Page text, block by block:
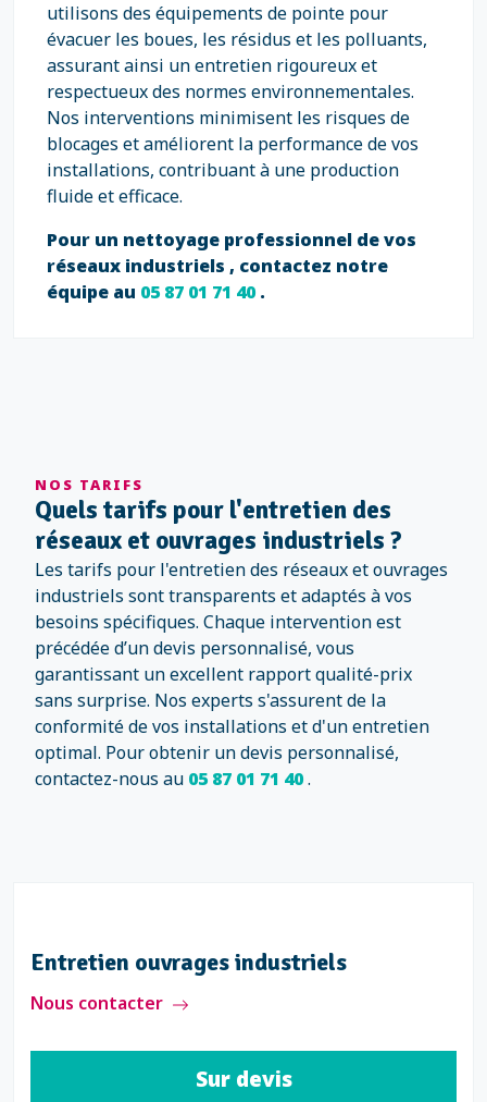
utilisons des équipements de pointe pour
évacuer les boues, les résidus et les polluants,
assurant ainsi un entretien rigoureux et
respectueux des normes environnementales.
Nos interventions minimisent les risques de
blocages et améliorent la performance de vos
installations, contribuant à une production
fluide et efficace.
Pour un nettoyage professionnel de vos
réseaux industriels , contactez notre
équipe au 05 87 01 71 40.
NOS TARIFS
Quels tarifs pour l'entretien des
réseaux et ouvrages industriels ?
Les tarifs pour l'entretien des réseaux et ouvrages
industriels sont transparents et adaptés à vos
besoins spécifiques. Chaque intervention est
précédée d’un devis personnalisé, vous
garantissant un excellent rapport qualité-prix
sans surprise. Nos experts s'assurent de la
conformité de vos installations et d'un entretien
optimal. Pour obtenir un devis personnalisé,
contactez-nous au 05 87 01 71 40.
Entretien ouvrages industriels
Nous contacter
Sur devis